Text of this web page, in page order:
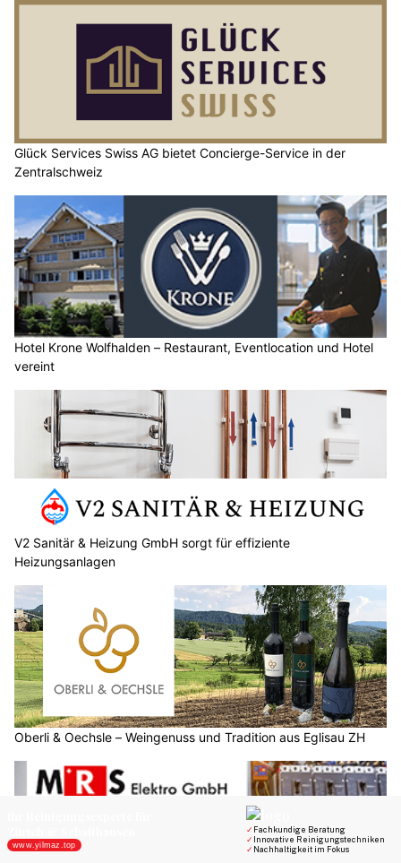
Glück Services Swiss AG bietet Concierge-Service in der
Zentralschweiz
Hotel Krone Wolfhalden – Restaurant, Eventlocation und Hotel
vereint
V2 Sanitär & Heizung GmbH sorgt für effiziente
Heizungsanlagen
Oberli & Oechsle – Weingenuss und Tradition aus Eglisau ZH